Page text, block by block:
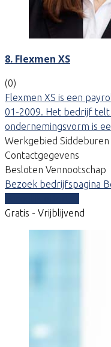
8. Flexmen XS
(0)
Flexmen XS is een
01-2009. Het bedrijf
ondernemingsvorm is
Werkgebied Siddeburen
Contactgegevens
Besloten Vennootschap
Bezoek bedrijfspagina
Gratis - Vrijblijvend